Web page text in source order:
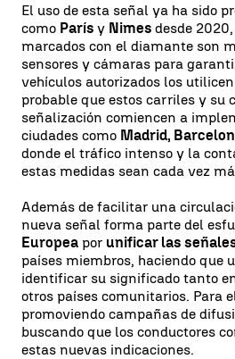
El uso de esta señal ya ha sido
como París y Nimes desde
marcados con el diamante son
sensores y cámaras para
vehículos autorizados los
probable que estos carriles y su
señalización comiencen a
ciudades como Madrid,
donde el tráfico intenso y la
estas medidas sean cada vez
Además de facilitar una
nueva señal forma parte del
Europea por unificar las
países miembros, haciendo que
identificar su significado tanto
otros países comunitarios. Para
promoviendo campañas de
buscando que los conductores
estas nuevas indicaciones.